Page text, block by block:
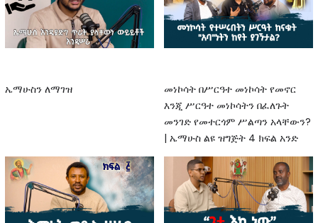
ኤማሁስን ለማገዝ
መነኮሳት በሥርዓተ መነኮሳት የመኖር
እንጂ ሥርዓተ መነኮሳትን በፈለጉት
መንገድ የመተርጎም ሥልጣን አላቸውን?
| ኤማሁስ ልዩ ዝግጅት 4 ክፍል አንድ